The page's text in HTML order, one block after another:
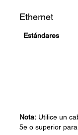
Ethernet
Estándares
Nota: Utilice un
5e o superior